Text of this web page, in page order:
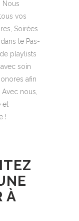
Nous
vos
Soirées
le Pas-
playlists
soin
afin
nous,
et
!
À